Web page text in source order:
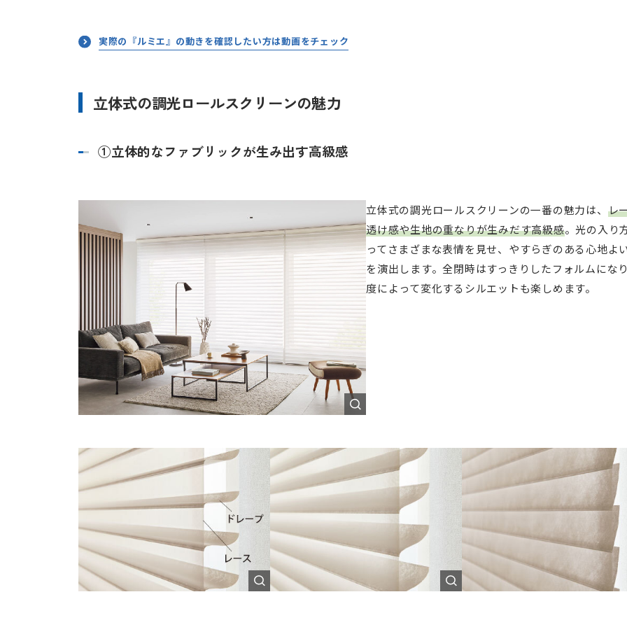
実際の『ルミエ』の動きを確認したい方は動画をチェック
立体式の調光ロールスクリーンの魅力
①立体的なファブリックが生み出す高級感
立体式の調光ロールスクリーンの一番の魅力は、 レ
透け感や生地の重なりが生みだす高級感。光の入り
ってさまざまな表情を見せ、やすらぎのある心地よ
を演出します。全閉時はすっきりしたフォルムにな
度によって変化するシルエットも楽しめます。